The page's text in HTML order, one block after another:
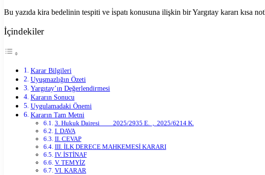
Bu yazıda kira bedelinin tespiti ve i̇spatı konusuna ilişkin bir Yargıtay kararı kısa
İçindekiler
Karar Bilgileri
Uyuşmazlığın Özeti
Yargıtay’ın Değerlendirmesi
Kararın Sonucu
Uygulamadaki Önemi
Kararın Tam Metni
3. Hukuk Dairesi 2025/2935 E. , 2025/6214 K.
I. DAVA
II. CEVAP
III. İLK DERECE MAHKEMESİ KARARI
IV. İSTİNAF
V. TEMYİZ
VI. KARAR